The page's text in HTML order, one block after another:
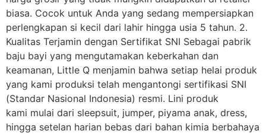
biasa. Cocok untuk Anda yang sedang mempersiapkan
perlengkapan si kecil dari lahir hingga usia 5 tahun. 2.
Kualitas Terjamin dengan Sertifikat SNI Sebagai pabrik
baju bayi yang mengutamakan keberkahan dan
keamanan, Little Q menjamin bahwa setiap helai produk
yang kami produksi telah mengantongi sertifikasi SNI
(Standar Nasional Indonesia) resmi. Lini produk
kami mulai dari sleepsuit, jumper, piyama anak, dress,
hingga setelan harian bebas dari bahan kimia berbahaya